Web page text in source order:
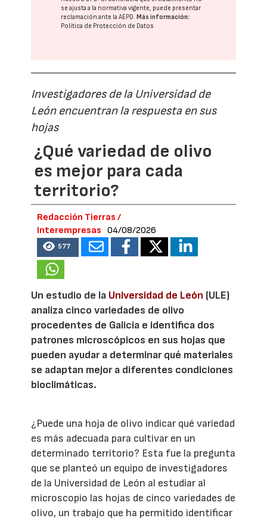
se ajusta a la normativa vigente, puede presentar
reclamación ante laAEPD.Más información:
Política de Protección de Datos
Investigadores de la Universidad de
León encuentran la respuesta en sus
hojas
¿Qué variedad de olivo
es mejor para cada
territorio?
Redacción Tierras /
Interempresas
04/08/2026
577
Un estudio de la Universidad de León (ULE)
analiza cinco variedades de olivo
procedentes de Galicia e identifica dos
patrones microscópicos en sus hojas que
pueden ayudar a determinar qué materiales
se adaptan mejor a diferentes condiciones
bioclimáticas.
¿Puede una hoja de olivo indicar qué variedad
es más adecuada para cultivar en un
determinado territorio? Esta fue la pregunta
que se planteó un equipo de investigadores
de la Universidad de León al estudiar al
microscopio las hojas de cinco variedades de
olivo, un trabajo que ha permitido identificar